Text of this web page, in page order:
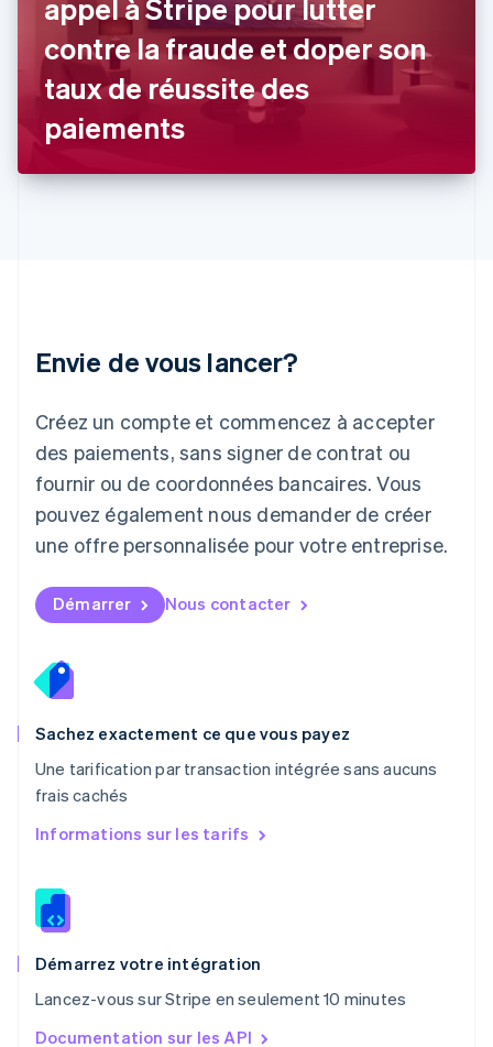
appel à Stripe pour lutter
contre la fraude et doper son
taux de réussite des
paiements
Envie de vous lancer?
Créez un compte et commencez à accepter
des paiements, sans signer de contrat ou
fournir ou de coordonnées bancaires. Vous
pouvez également nous demander de créer
une offre personnalisée pour votre entreprise.
Démarrer Nous contacter
Sachez exactement ce que vous payez
Une tarification par transaction intégrée sans aucuns
frais cachés
Informations sur les tarifs
Démarrez votre intégration
Lancez-vous sur Stripe en seulement 10 minutes
Documentation sur les API
English
Hongrie
English
Inde
English
Irlande
Italie
Lituanie
English
Français DeutschEnglish
Malaisie
English 简体中文
Malte
English
Mexique
EspañolEnglish
English
Nouvelle-Zélande
Pays-Bas
Nederlands
English
PortuguêsEnglish
RAS de Hong Kong, Chine
English
Roumanie
Royaume-Uni
English
English简体中文